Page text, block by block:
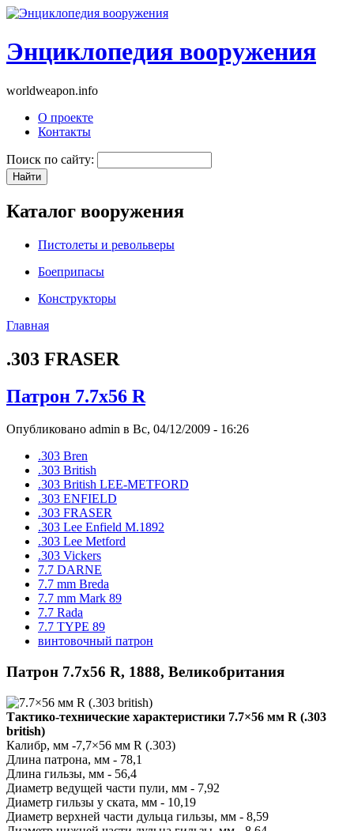
Энциклопедия вооружения
worldweapon.info
О проекте
Контакты
Поиск по сайту:
Каталог вооружения
Пистолеты и револьверы
Боеприпасы
Конструкторы
Главная
.303 FRASER
Патрон 7.7x56 R
Опубликовано admin в Вс, 04/12/2009 - 16:26
.303 Bren
.303 British
.303 British LEE-METFORD
.303 ENFIELD
.303 FRASER
.303 Lee Enfield M.1892
.303 Lee Metford
.303 Vickers
7.7 DARNE
7.7 mm Breda
7.7 mm Mark 89
7.7 Rada
7.7 TYPE 89
винтовочный патрон
Патрон 7.7x56 R, 1888, Великобритания
Тактико-технические характеристики 7.7×56 мм R (.303
british)
Калибр, мм -7,7×56 мм R (.303)
Длина патрона, мм - 78,1
Длина гильзы, мм - 56,4
Диаметр ведущей части пули, мм - 7,92
Диаметр гильзы у ската, мм - 10,19
Диаметр верхней части дульца гильзы, мм - 8,59